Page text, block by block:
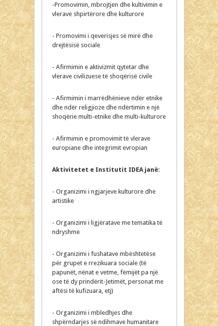
-Promovimin, mbrojtjen dhe kultivimin e
vlerave shpirtërore dhe kulturore
- Promovimi i qeverisjes së mirë dhe
drejtësisë sociale
- Afirmimin e aktivizmit qytetar dhe
vlerave civilizuese të shoqërisë civile
- Afirmimin i marrëdhënieve ndër etnike
dhe ndër religjioze dhe ndërtimin e një
shoqërie multi-etnike dhe multi-kulturore
- Afirmimin e promovimit të vlerave
europiane dhe integrimit evropian
Aktivitetet e Institutit IDEA janë:
- Organizimi i ngjarjeve kulturore dhe
artistike
- Organizimi i ligjëratave me tematika të
ndryshme
- Organizimi i fushatave mbështetëse
për grupet e rrezikuara sociale (të
papunët, nënat e vetme, fëmijët pa një
ose të dy prindërit-Jetimët, personat me
aftësi të kufizuara, etj)
- Organizimi i mbledhjes dhe
shpërndarjes së ndihmave humanitare